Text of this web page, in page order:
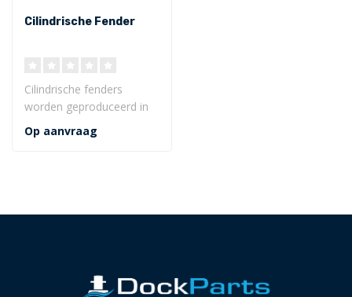
Cilindrische Fender
Cilindrische fenders
worden geproduceerd in
verschillende afmetingen,
van Ø 100..
Op aanvraag